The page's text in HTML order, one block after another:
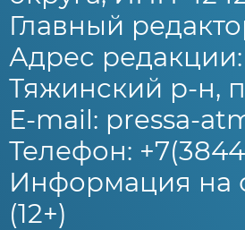
Главный
Адрес редакции:
Тяжинский р-н,
E-mail: pressa-
Телефон:
Информация на
(12+)